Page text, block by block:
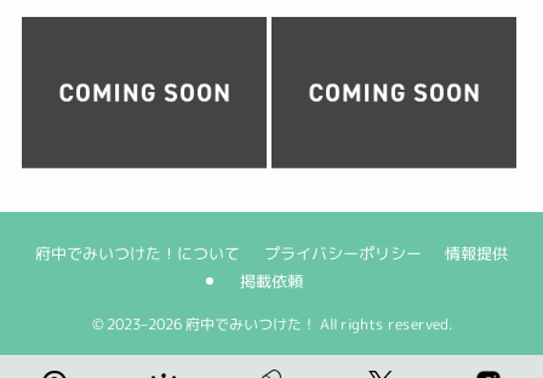
府中でみいつけた！について プライバシーポリシー 情報提供
掲載依頼
©2023–2026 府中でみいつけた！ All rights reserved.